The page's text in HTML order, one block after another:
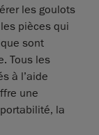
les goulots
pièces qui
sont
Tous les
à l’aide
une
la